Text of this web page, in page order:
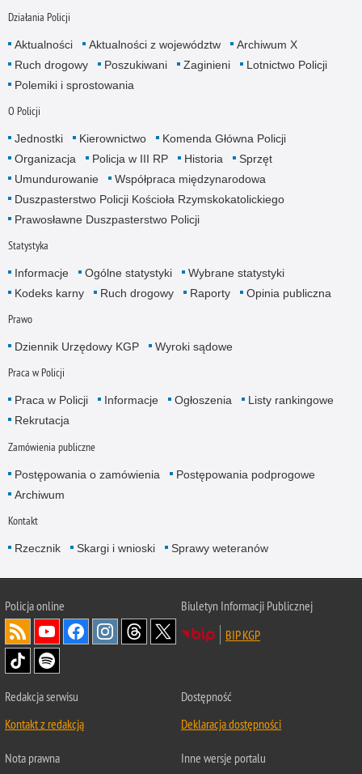
Działania Policji
Aktualności Aktualności z województw
Archiwum X
Ruch drogowy
Poszukiwani Zaginieni
Lotnictwo Policji
Polemiki i sprostowania
O Policji
Jednostki Kierownictwo
Komenda Główna Policji
Organizacja
Policja w III RP Historia
Sprzęt
Umundurowanie
Współpraca międzynarodowa
Duszpasterstwo Policji Kościoła Rzymskokatolickiego
Prawosławne Duszpasterstwo Policji
Statystyka
Informacje Ogólne statystyki
Wybrane statystyki
Kodeks karny
Ruch drogowy Raporty Opinia publiczna
Prawo
Dziennik Urzędowy KGP Wyroki sądowe
Praca w Policji
Praca w Policji Informacje Ogłoszenia
Listy rankingowe
Rekrutacja
Zamówienia publiczne
Postępowania o zamówienia
Postępowania podprogowe
Archiwum
Kontakt
Rzecznik Skargi i wnioski Sprawy weteranów
Policjaonline
Biuletyn Informacji Publicznej
BIP KGP
Redakcja serwisu
Kontakt z redakcją
Dostępność
Deklaracja dostępności
Nota prawna
Inne wersje portalu